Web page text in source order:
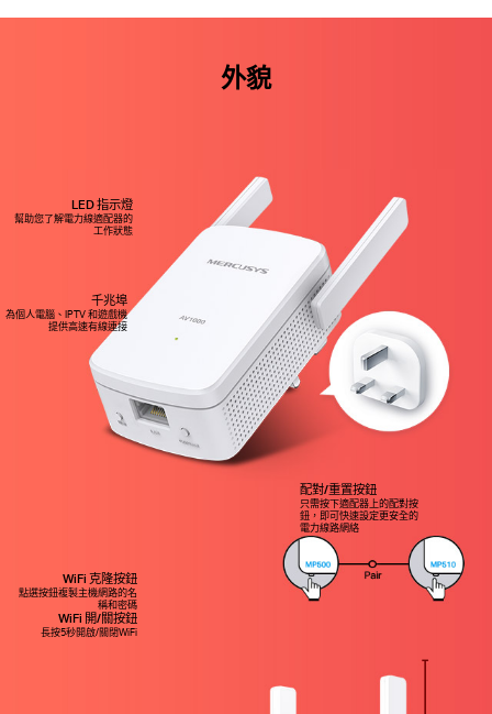
LED 指示燈
幫助您了解電力線適配器的
工作狀態
千兆埠
為個人電腦、IPTV 和遊戲機
提供高速有線連接
WiFi 克隆按鈕
點選按鈕複製主機網路的名
稱和密碼
WiFi 開/關按鈕
長按5秒開啟/關閉WiFi
配對/重置按鈕
只需按下適配器上的配對按
鈕，即可快速設定更安全的
電力線路網絡
外貌